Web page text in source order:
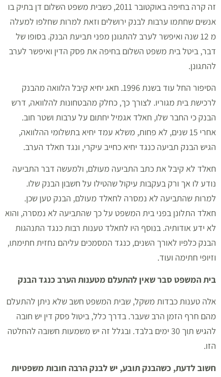
זה קרה בחיפה באוקטובר 2011, כשבית משפט השלום דן בתיק בו
אנשים שחתמו ערבות לבנק ירושלים וזאת למרות שחלפו למעלה
מ 12 שנה ואיפשר לערב להתגונן מפני תביעת הבנק. בסופו של
דבר, ביטל בית משפט השלום בחיפה את פסק הדין ואיפשר לערב
להתגונן.
הסיפור החל עוד בשנת 1996. חאג יחיא קיבל הלוואה מהבנק
לרכישת בית מגוריו. לצורך כך, כחלק מהבטחונות להלוואה, דרש
הבנק כי החבר שלו, חאלד אגמיל יחתום על ערבות ושטר חוב.
אחרי 15 שנים, לא פחות, משלא עמד יחיא בתשלומי ההלוואה,
הגיש הבנק תביעה כנגד יחיא כחייב עיקרי, ונגד חאלד הערב.
חאלד לא קיבל את כתב התביעה מעולם, ולמעשה דבר התביעה
נודע לו אך ורק בעקבות עיקול שהטילו על חשבון הבנק שלו.
למרות שהתביעה לא נמסרה לחאלד מעולם, הבנק טען שכן.
חאלד התלונן בפני בית המשפט על כך שהתביעה לא נמסרה, והוא
לא ידע אודותיה. בנוסף היו לחאלד טענות רבות כנגד התנהגות
הבנק כלפיו לאורך השנים, כנגד המסמכים עליהם נחזית חתימתו,
וזיופי חתימה ועוד.
בית המשפט סבר שאין להתעלם מטענות הערב כנגד הבנק
אלה טענות כבדות משקל, שבית המשפט חשב שלא ניתן להתעלם
מהם חרף הזמן הרב שעבר. בדרך כלל, ביטול פסק דין יש חובה
להגיש תוך 30 ימים בלבד. ובגלל זה יש משמעות חשובה להחלטה
הזו.
חשוב לדעת, כשהבנק תובע, יש לבנק הרבה חובות משפטיות